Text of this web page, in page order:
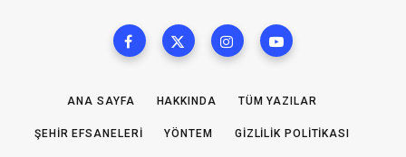
ANA SAYFA HAKKINDA TÜM YAZILAR
ŞEHIR EFSANELERI YÖNTEM GIZLILIK POLITIKASI